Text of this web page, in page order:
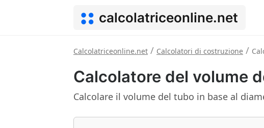
calcolatriceonline.net
Calcolatriceonline.net / Calcolatori di costruzione /
Calcolatore del volume
Calcolare il volume del tubo in base al